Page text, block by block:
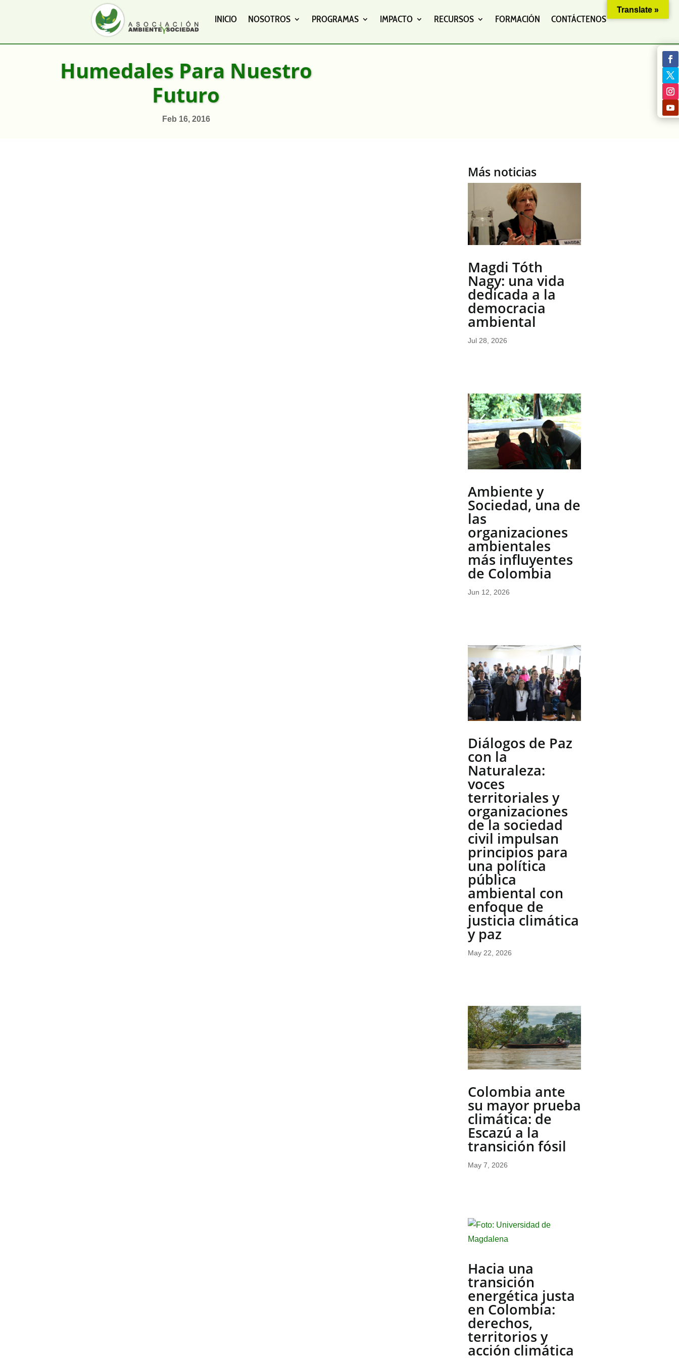
INICIO NOSOTROS PROGRAMAS IMPACTO RECURSOS FORMACIÓN CONTÁCTENOS
Humedales Para Nuestro
Futuro
Feb 16, 2016
Más noticias
Magdi Tóth
Nagy: una vida
dedicada a la
democracia
ambiental
Jul 28, 2026
Ambiente y
Sociedad, una de
las
organizaciones
ambientales
más influyentes
de Colombia
Jun 12, 2026
Diálogos de Paz
con la
Naturaleza:
voces
territoriales y
organizaciones
de la sociedad
civil impulsan
principios para
una política
pública
ambiental con
enfoque de
justicia climática
y paz
May 22, 2026
Colombia ante
su mayor prueba
climática: de
Escazú a la
transición fósil
May 7, 2026
Hacia una
transición
energética justa
en Colombia:
derechos,
territorios y
acción climática
Translate »